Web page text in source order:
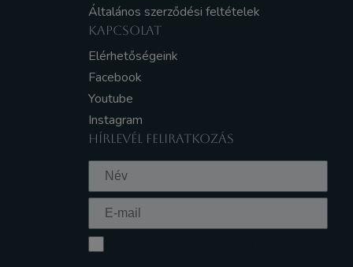
Általános szerződési feltételek
KAPCSOLAT
Elérhetőségeink
Facebook
Youtube
Instagram
HÍRLEVÉL FELIRATKOZÁS